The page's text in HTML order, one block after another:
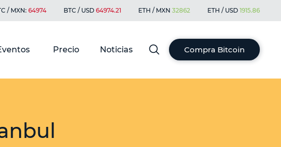
/ MXN: 64974 BTC / USD 64974.21 ETH / MXN 32862 ETH / USD 1915.86
Precio Noticias Compra Bitcoin